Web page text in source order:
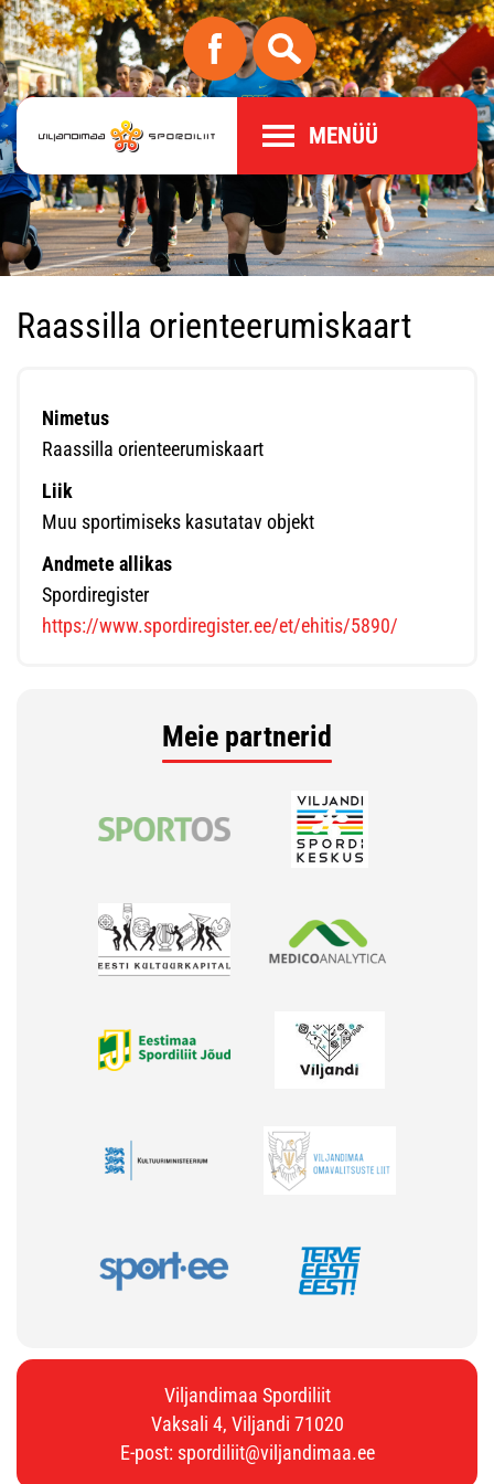
MENÜÜ
Raassilla orienteerumiskaart
Nimetus
Raassilla orienteerumiskaart
Liik
Muu sportimiseks kasutatav objekt
Andmete allikas
Spordiregister
https://www.spordiregister.ee/et/ehitis/5890/
Meie partnerid
Viljandimaa Spordiliit
Vaksali 4, Viljandi 71020
E-post: spordiliit@viljandimaa.ee